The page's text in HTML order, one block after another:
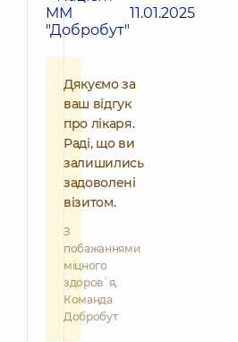
ММ
"Добробут"
11.01.2025
Дякуємо за
ваш відгук
про лікаря.
Раді, що ви
залишились
задоволені
візитом.
З
побажаннями
міцного
здоров`я,
Команда
Добробут